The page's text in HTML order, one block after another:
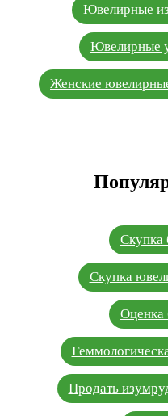
Ювелирные
Ювелирные
Женские
Скупка
Скупка
Оценка
Продать